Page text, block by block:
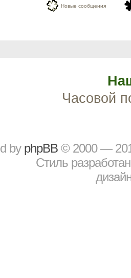
Новые сообщения
Часовой
by рhрBВ © 2000 —
Стиль